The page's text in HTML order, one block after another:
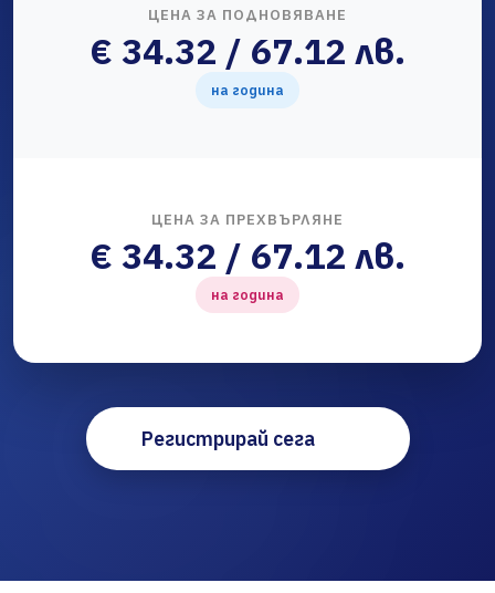
ЦЕНА ЗА ПОДНОВЯВАНЕ
€ 34.32 / 67.12 лв.
на година
ЦЕНА ЗА ПРЕХВЪРЛЯНЕ
€ 34.32 / 67.12 лв.
на година
Регистрирай сега